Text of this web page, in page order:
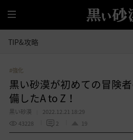
全
体
TIP&攻略
#強化
黒い砂漠が初めての冒険
備したA to Z！
黒い砂漠
2022.12.21 18:29
43228
2 19